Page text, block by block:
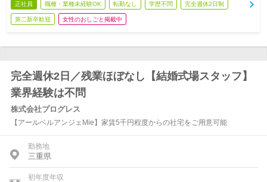
正社員 職種・業種未経験OK 転勤なし 学歴不問 完全週休2日制
第二新卒歓迎 女性のおしごと掲載中
完全週休2日／残業ほぼなし【結婚式場スタッフ】
業界経験は不問
株式会社プログレス
【アールベルアンジェMie】家賃5千円程度からの社宅をご用意可能
勤務地
三重県
初年度年収